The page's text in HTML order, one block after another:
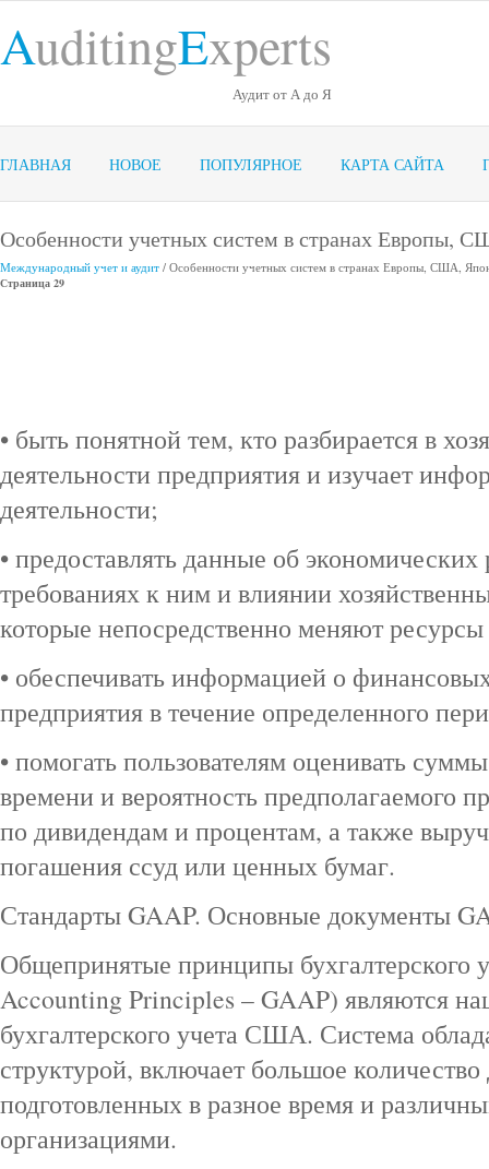
AuditingExperts
Аудит от А до Я
ГЛАВНАЯ НОВОЕ ПОПУЛЯРНОЕ КАРТА САЙТА
Особенности учетных систем в странах Европы,
Международный учет и аудит / Особенности учетных систем в странах Европы, США,
Страница 29
• быть понятной тем, кто разбирается в
деятельности предприятия и изучает
деятельности;
• предоставлять данные об
требованиях к ним и влиянии
которые непосредственно меняют
• обеспечивать информацией о
предприятия в течение определенного
• помогать пользователям оценивать
времени и вероятность предполагаемого
по дивидендам и процентам, а также
погашения ссуд или ценных бумаг.
Стандарты GAAP. Основные документы
Общепринятые принципы бухгалтерского
Accounting Principles – GAAP) являются
бухгалтерского учета США. Система
структурой, включает большое
подготовленных в разное время и
организациями.